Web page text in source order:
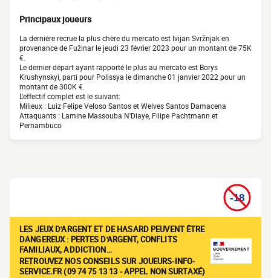
Principaux joueurs
La dernière recrue la plus chère du mercato est Ivijan Svržnjak en
provenance de Fužinar le jeudi 23 février 2023 pour un montant de 75K
€.
Le dernier départ ayant rapporté le plus au mercato est Borys
Krushynskyi, parti pour Polissya le dimanche 01 janvier 2022 pour un
montant de 300K €.
L'effectif complet est le suivant:
Milieux : Luiz Felipe Veloso Santos et Welves Santos Damacena
Attaquants : Lamine Massouba N'Diaye, Filipe Pachtmann et
Pernambuco
LES JEUX D'ARGENT ET DE HASARD PEUVENT ÊTRE
DANGEREUX : PERTES D'ARGENT, CONFLITS
FAMILIAUX, ADDICTION…
RETROUVEZ NOS CONSEILS SUR JOUEURS-INFO-
SERVICE.FR (09 74 75 13 13 - APPEL NON SURTAXÉ)